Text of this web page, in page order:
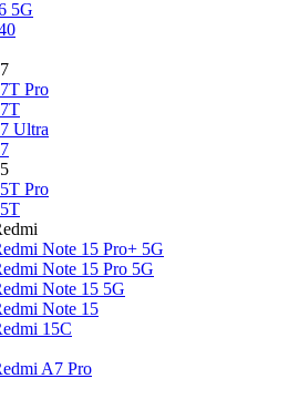
5G
Pro
Ultra
Pro
Note 15 Pro+ 5G
Note 15 Pro 5G
Note 15 5G
Note 15
15C
A7 Pro